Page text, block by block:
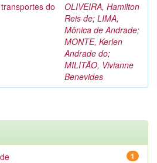
do
OLIVEIRA, Hamilton
Reis de; LIMA,
Mônica de Andrade;
MONTE, Kerlen
Andrade do;
MILITÃO, Vivianne
Benevides
1